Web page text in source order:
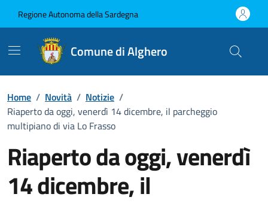
Regione Autonoma della Sardegna
Comune di Alghero
Home / Novità / Notizie /
Riaperto da oggi, venerdì 14 dicembre, il parcheggio
multipiano di via Lo Frasso
Riaperto da oggi, venerdì
14 dicembre, il